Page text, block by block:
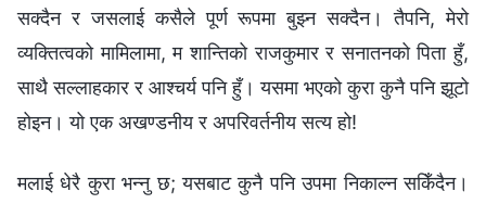
सक्दैन र जसलाई कसैले पूर्ण रूपमा बुझ्न सक्दैन। तैपनि, मेरो
व्यक्तित्वको मामिलामा, म शान्तिको राजकुमार र सनातनको पिता हुँ,
साथै सल्लाहकार र आश्‍चर्य पनि हुँ। यसमा भएको कुरा कुनै पनि झूटो
होइन। यो एक अखण्डनीय र अपरिवर्तनीय सत्य हो!
मलाई धेरै कुरा भन्नु छ; यसबाट कुनै पनि उपमा निकाल्न सकिँदैन।